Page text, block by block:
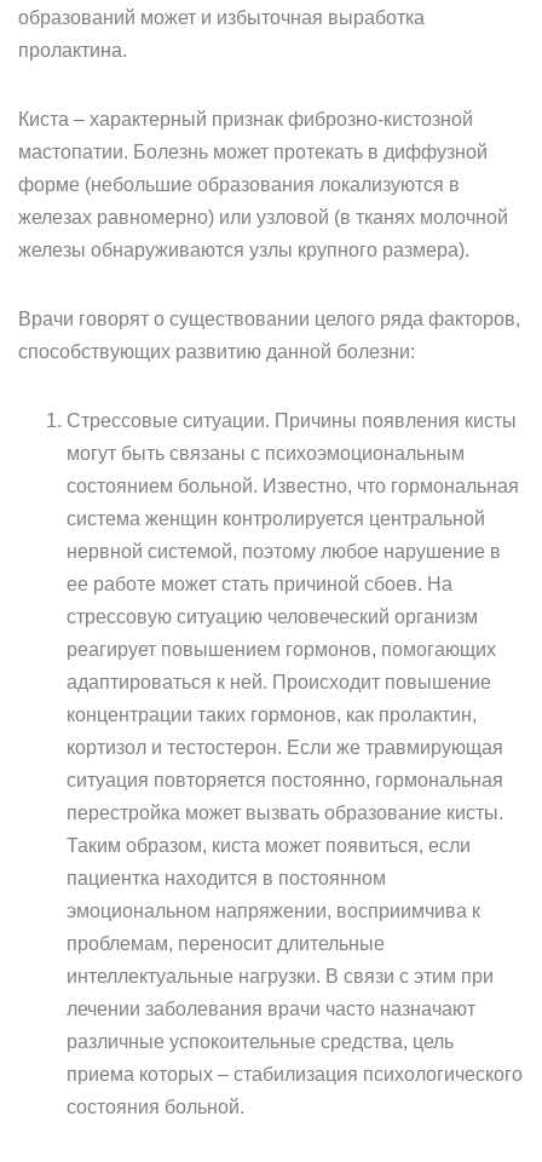
образований может и избыточная выработка
пролактина.
Киста – характерный признак фиброзно-кистозной
мастопатии. Болезнь может протекать в диффузной
форме (небольшие образования локализуются в
железах равномерно) или узловой (в тканях молочной
железы обнаруживаются узлы крупного размера).
Врачи говорят о существовании целого ряда факторов,
способствующих развитию данной болезни:
Стрессовые ситуации. Причины появления кисты
могут быть связаны с психоэмоциональным
состоянием больной. Известно, что гормональная
система женщин контролируется центральной
нервной системой, поэтому любое нарушение в
ее работе может стать причиной сбоев. На
стрессовую ситуацию человеческий организм
реагирует повышением гормонов, помогающих
адаптироваться к ней. Происходит повышение
концентрации таких гормонов, как пролактин,
кортизол и тестостерон. Если же травмирующая
ситуация повторяется постоянно, гормональная
перестройка может вызвать образование кисты.
Таким образом, киста может появиться, если
пациентка находится в постоянном
эмоциональном напряжении, восприимчива к
проблемам, переносит длительные
интеллектуальные нагрузки. В связи с этим при
лечении заболевания врачи часто назначают
различные успокоительные средства, цель
приема которых – стабилизация психологического
состояния больной.